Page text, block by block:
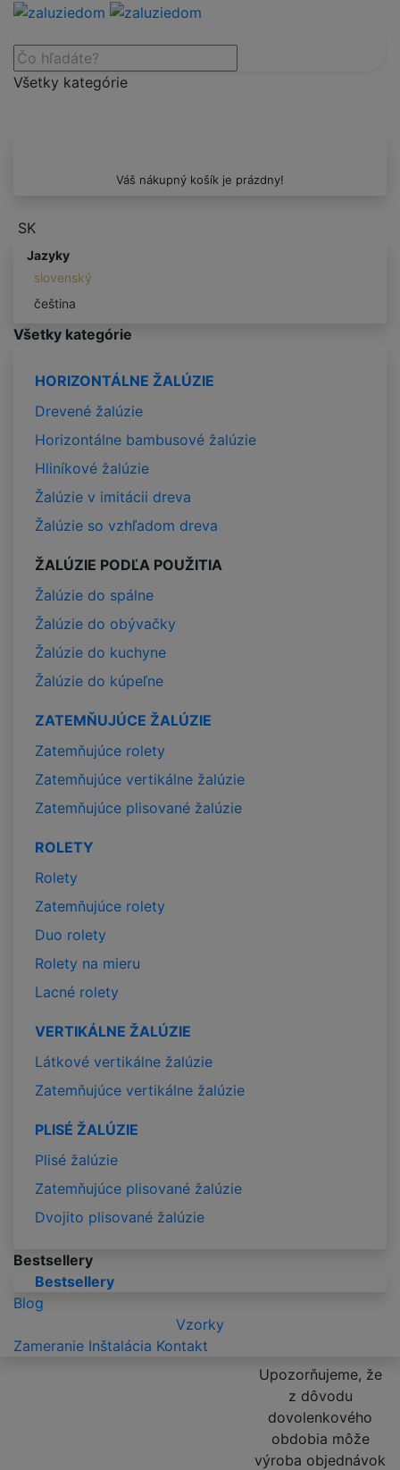
Všetky kategórie
Váš nákupný košík je prázdny!
SK
Jazyky
slovenský
čeština
Všetky kategórie
HORIZONTÁLNE ŽALÚZIE
Drevené žalúzie
Horizontálne bambusové žalúzie
Hliníkové žalúzie
Žalúzie v imitácii dreva
Žalúzie so vzhľadom dreva
ŽALÚZIE PODĽA POUŽITIA
Žalúzie do spálne
Žalúzie do obývačky
Žalúzie do kuchyne
Žalúzie do kúpeľne
ZATEMŇUJÚCE ŽALÚZIE
Zatemňujúce rolety
Zatemňujúce vertikálne žalúzie
Zatemňujúce plisované žalúzie
ROLETY
Rolety
Zatemňujúce rolety
Duo rolety
Rolety na mieru
Lacné rolety
VERTIKÁLNE ŽALÚZIE
Látkové vertikálne žalúzie
Zatemňujúce vertikálne žalúzie
PLISÉ ŽALÚZIE
Plisé žalúzie
Zatemňujúce plisované žalúzie
Dvojito plisované žalúzie
Bestsellery
Bestsellery
Blog
Vzorky
Zameranie Inštalácia Kontakt
Upozorňujeme, že
z dôvodu
dovolenkového
obdobia môže
výroba objednávok